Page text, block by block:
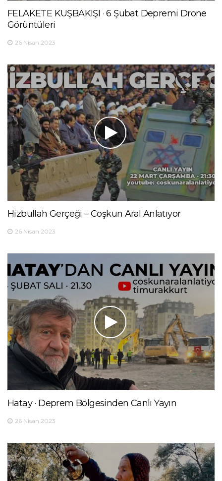
FELAKETE KUŞBAKIŞI · 6 Şubat Depremi Drone
Görüntüleri
26 Nisan 2023
Hizbullah Gerçeği – Coşkun Aral Anlatıyor
26 Nisan 2023
Hatay · Deprem Bölgesinden Canlı Yayın
26 Nisan 2023